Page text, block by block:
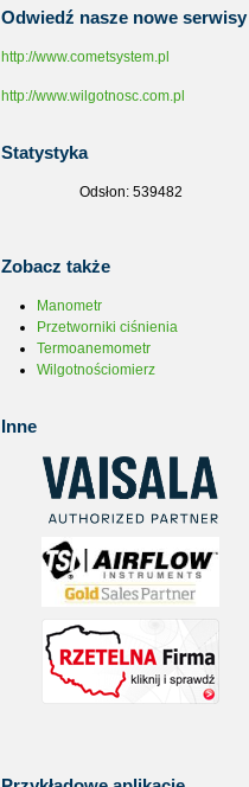
Odwiedź nasze nowe serwisy
http://www.cometsystem.pl
http://www.wilgotnosc.com.pl
Statystyka
Odsłon: 539482
Zobacz także
Manometr
Przetworniki ciśnienia
Termoanemometr
Wilgotnościomierz
Inne